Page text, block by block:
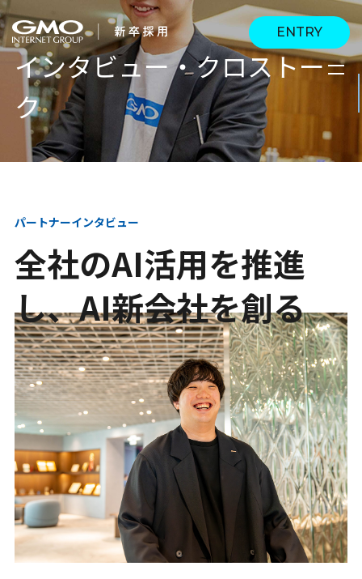
ENTRY
会社を知る
企業情報 CEOメッセージ
インタビュー・クロス
働く環境
待遇・福利厚生 人財育成制度
オフィスツアー 社内イベント
AI活用
AI活用環境 AI活用ブログ
採用情報
本選考・募集要項
インターンシップ・説
明会
インタビュー・クロストー
ク
パートナーインタビュー
全社のAI活用を推進
し、AI新会社を創る